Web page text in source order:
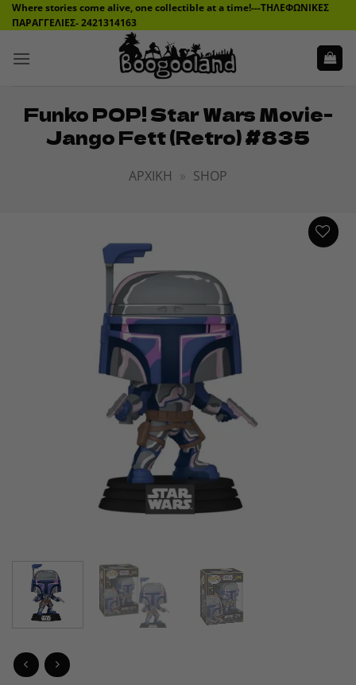
Μετάβαση
στο
Where stories come alive, one collectible at a time!---ΤΗΛΕΦΩΝΙΚΕΣ
ΠΑΡΑΓΓΕΛΙΕΣ- 2421314163
Funko POP! Star Wars Movie-
Jango Fett (Retro) #835
ΑΡΧΙΚΉ » SHOP